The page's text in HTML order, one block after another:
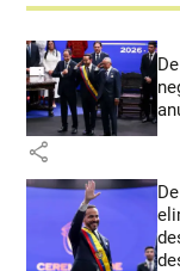
share